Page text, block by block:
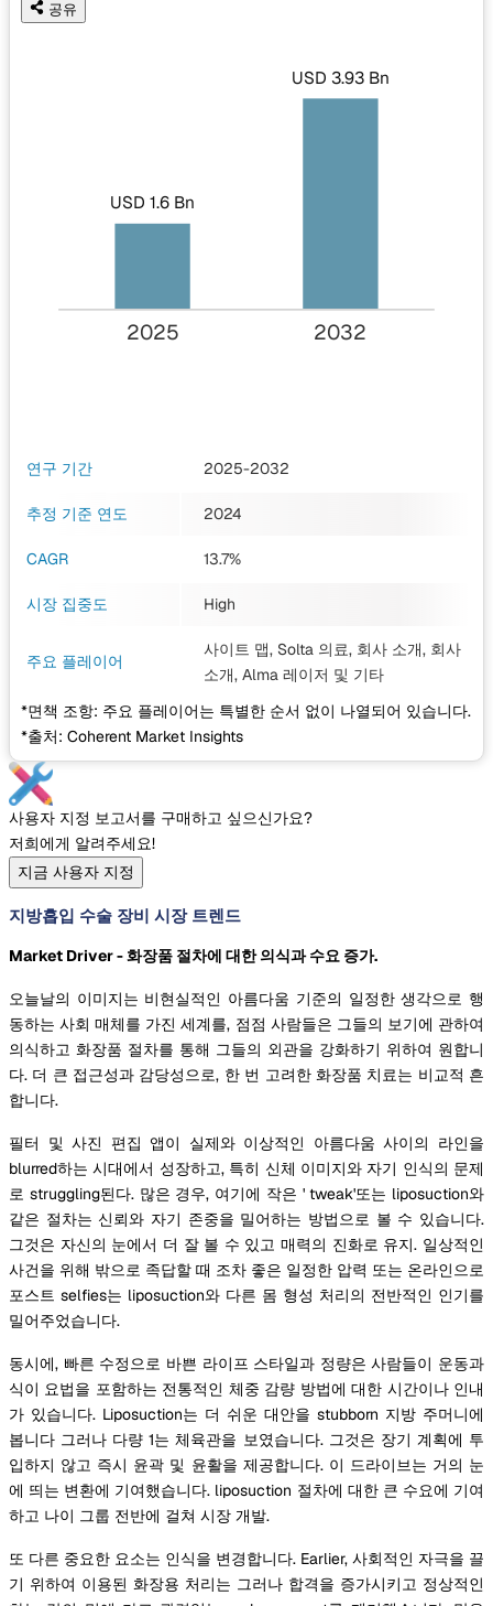
공유
USD 1.6 Bn
USD 3.93 Bn
2025 2032
연구 기간 2025-2032
추정 기준 연도 2024
CAGR 13.7%
시장 집중도 High
주요 플레이어
사이트 맵, Solta 의료, 회사 소개, 회사
소개, Alma 레이저 및 기타
*면책 조항: 주요 플레이어는 특별한 순서 없이 나열되어 있습니다.
*출처: Coherent Market Insights
사용자 지정 보고서를 구매하고 싶으신가요?
저희에게 알려주세요!
지금 사용자 지정
지방흡입 수술 장비 시장 트렌드
Market Driver - 화장품 절차에 대한 의식과 수요 증가.
오늘날의 이미지는 비현실적인 아름다움 기준의 일정한 생각으로 행
동하는 사회 매체를 가진 세계를, 점점 사람들은 그들의 보기에 관하여
의식하고 화장품 절차를 통해 그들의 외관을 강화하기 위하여 원합니
다. 더 큰 접근성과 감당성으로, 한 번 고려한 화장품 치료는 비교적 흔
합니다.
필터 및 사진 편집 앱이 실제와 이상적인 아름다움 사이의 라인을
blurred하는 시대에서 성장하고, 특히 신체 이미지와 자기 인식의 문제
로 struggling된다. 많은 경우, 여기에 작은 ' tweak'또는 liposuction와
같은 절차는 신뢰와 자기 존중을 밀어하는 방법으로 볼 수 있습니다.
그것은 자신의 눈에서 더 잘 볼 수 있고 매력의 진화로 유지. 일상적인
사건을 위해 밖으로 족답할 때 조차 좋은 일정한 압력 또는 온라인으로
포스트 selfies는 liposuction와 다른 몸 형성 처리의 전반적인 인기를
밀어주었습니다.
동시에, 빠른 수정으로 바쁜 라이프 스타일과 정량은 사람들이 운동과
식이 요법을 포함하는 전통적인 체중 감량 방법에 대한 시간이나 인내
가 있습니다. Liposuction는 더 쉬운 대안을 stubborn 지방 주머니에
봅니다 그러나 다량 1는 체육관을 보였습니다. 그것은 장기 계획에 투
입하지 않고 즉시 윤곽 및 윤활을 제공합니다. 이 드라이브는 거의 눈
에 띄는 변환에 기여했습니다. liposuction 절차에 대한 큰 수요에 기여
하고 나이 그룹 전반에 걸쳐 시장 개발.
또 다른 중요한 요소는 인식을 변경합니다. Earlier, 사회적인 자극을 끌
기 위하여 이용된 화장용 처리는 그러나 합격을 증가시키고 정상적인